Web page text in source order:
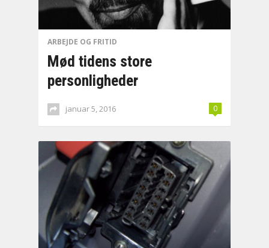
ARBEJDE OG FRITID
Mød tidens store
personligheder
januar 5, 2016 0